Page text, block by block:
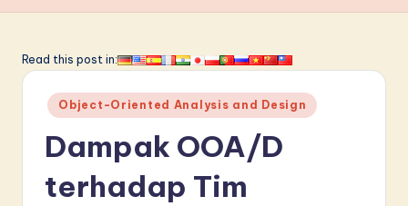
li
A
Read this post in:
Posted
in
Object-Oriented Analysis and Design
Dampak OOA/D
terhadap Tim